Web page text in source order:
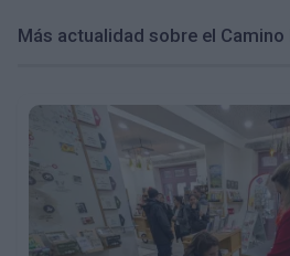
Más actualidad sobre el Camino